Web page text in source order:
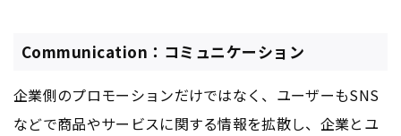
Communication：コミュニケーション
企業側のプロモーションだけではなく、ユーザーもSNS
などで商品やサービスに関する情報を拡散し、企業とユ